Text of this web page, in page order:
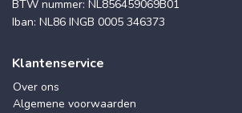
BTW nummer: NL856459069B01
Iban: NL86 INGB 0005 346373
Klantenservice
Over ons
Algemene voorwaarden